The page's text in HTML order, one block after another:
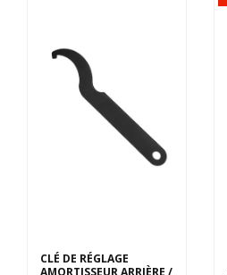
CLÉ DE RÉGLAGE